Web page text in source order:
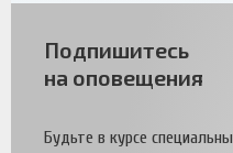
Подпишитесь
на оповещения
Будьте в курсе